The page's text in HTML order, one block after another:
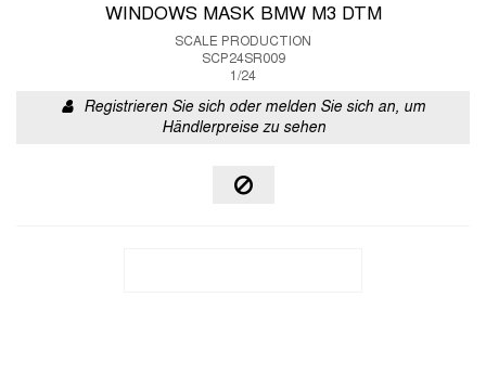
WINDOWS MASK BMW M3 DTM
SCALE PRODUCTION
SCP24SR009
1/24
Registrieren Sie sich oder melden Sie sich an, um
Händlerpreise zu sehen